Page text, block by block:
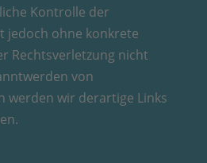
Kontrolle der
jedoch ohne konkrete
Rechtsverletzung nicht
von
werden wir derartige Links